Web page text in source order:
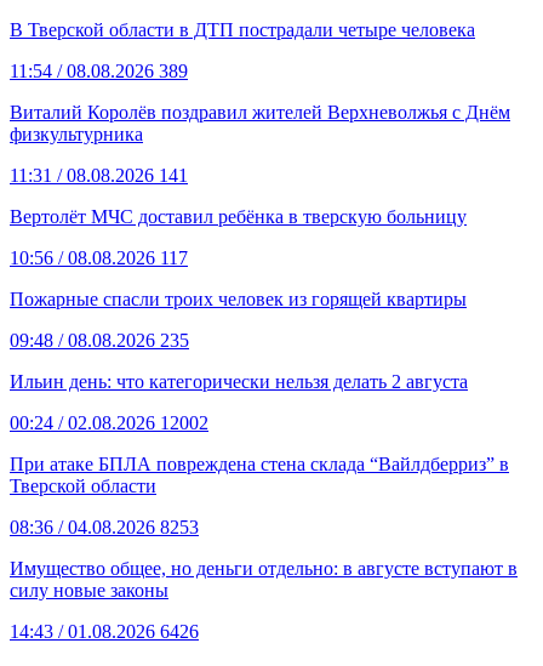
В Тверской области в ДТП пострадали четыре человека
11:54 / 08.08.2026 389
Виталий Королёв поздравил жителей Верхневолжья с Днём
физкультурника
11:31 / 08.08.2026 141
Вертолёт МЧС доставил ребёнка в тверскую больницу
10:56 / 08.08.2026 117
Пожарные спасли троих человек из горящей квартиры
09:48 / 08.08.2026 235
Ильин день: что категорически нельзя делать 2 августа
00:24 / 02.08.2026 12002
При атаке БПЛА повреждена стена склада “Вайлдберриз” в
Тверской области
08:36 / 04.08.2026 8253
Имущество общее, но деньги отдельно: в августе вступают в
силу новые законы
14:43 / 01.08.2026 6426